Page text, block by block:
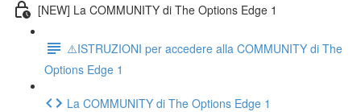
[NEW] La COMMUNITY di The Options Edge 1
⚠️ISTRUZIONI per accedere alla COMMUNITY di The
Options Edge 1
La COMMUNITY di The Options Edge 1